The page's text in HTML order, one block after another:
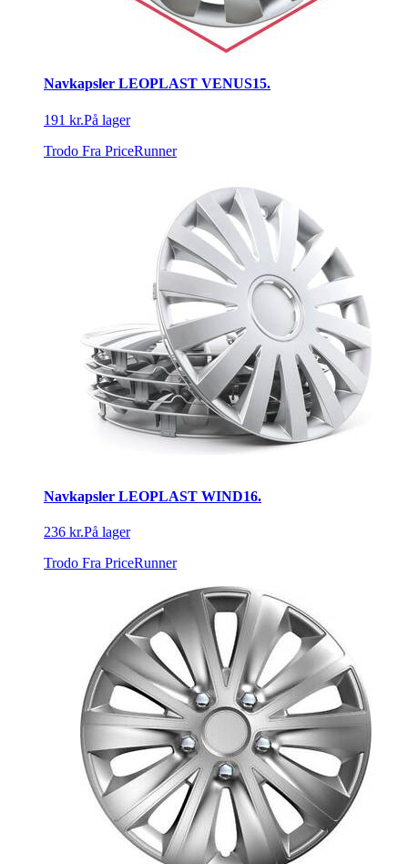
Navkapsler LEOPLAST VENUS15.
191 kr.På lager
Trodo Fra PriceRunner
Navkapsler LEOPLAST WIND16.
236 kr.På lager
Trodo Fra PriceRunner